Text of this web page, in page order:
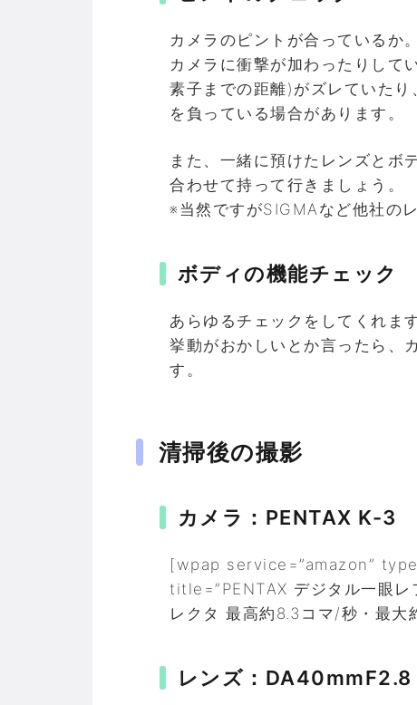
カメラのピントが合っているか
カメラに衝撃が加わったりして
素子までの距離)がズレていた
を負っている場合があります。
また、一緒に預けたレンズとボ
合わせて持って行きましょう。
※当然ですがSIGMAなど他社の
ボディの機能チェック
あらゆるチェックをしてくれます
挙動がおかしいとか言ったら、
す。
清掃後の撮影
カメラ：PENTAX K-3
[wpap service=”amazon”
title=”PENTAX デジタル一眼
レクタ 最高約8.3コマ/秒・最大
レンズ：